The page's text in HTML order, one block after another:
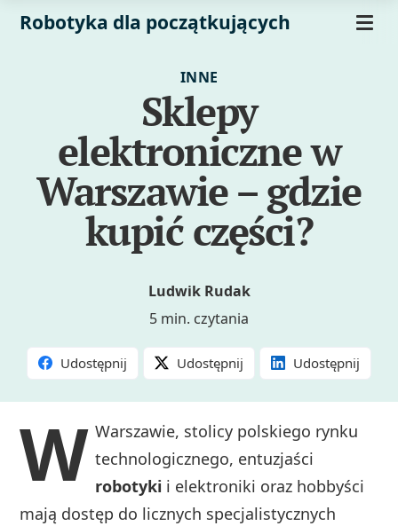
Robotyka dla początkujących
INNE
Sklepy
elektroniczne w
Warszawie – gdzie
kupić części?
Ludwik Rudak
5 min. czytania
Udostępnij Udostępnij Udostępnij
W Warszawie, stolicy polskiego rynku
technologicznego, entuzjaści
robotyki i elektroniki oraz hobbyści
mają dostęp do licznych specjalistycznych